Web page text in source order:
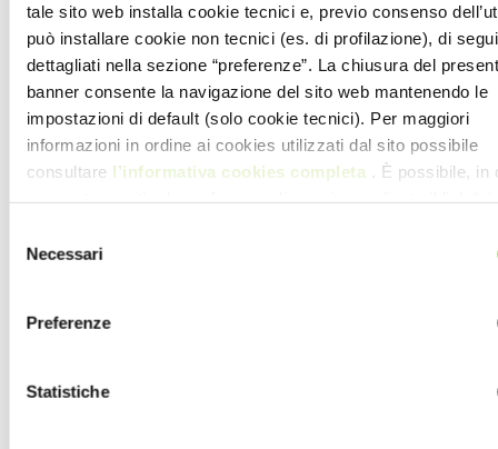
tale sito web installa cookie tecnici e, previo consenso
può installare cookie non tecnici (es. di profilazione), di
dettagliati nella sezione “preferenze”. La chiusura del
banner consente la navigazione del sito web mantenendo le
impostazioni di default (solo cookie tecnici). Per maggiori
informazioni in ordine ai cookies utilizzati dal sito possibile
consultare l’informativa cookies completa . È possibile, in
delNecessari
Preferenze
Statistiche